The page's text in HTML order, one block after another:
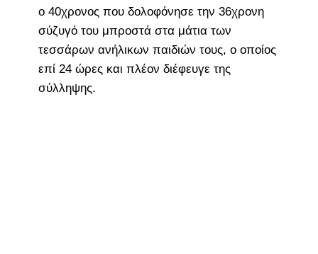
ο 40χρονος που δολοφόνησε την 36χρονη
σύζυγό του μπροστά στα μάτια των
τεσσάρων ανήλικων παιδιών τους, ο οποίος
επί 24 ώρες και πλέον διέφευγε της
σύλληψης.